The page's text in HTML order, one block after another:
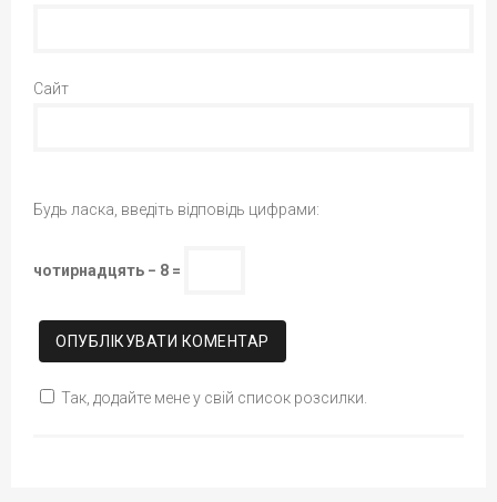
Сайт
Будь ласка, введіть відповідь цифрами:
чотирнадцять − 8 =
Так, додайте мене у свій список розсилки.